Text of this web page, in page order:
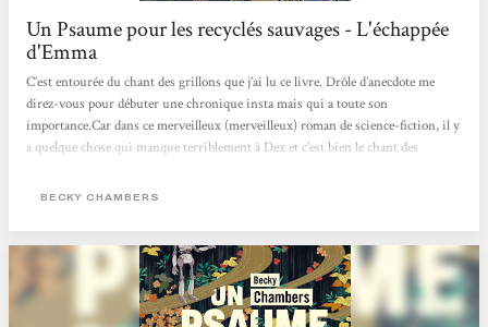
Un Psaume pour les recyclés sauvages - L'échappée
d'Emma
C’est entourée du chant des grillons que j’ai lu ce livre. Drôle d’anecdote me
direz-vous pour débuter une chronique insta mais qui a toute son
importance.Car dans ce merveilleux (merveilleux) roman de science-fiction, il y
a quelque chose qui manque terriblement à Dex et c’est bien le chant des
suis plongée dans la lecture du premier tome de cette saga à la douce odeur de
auprès de personnes qui ont tous.tes besoin d’un...
BECKY CHAMBERS